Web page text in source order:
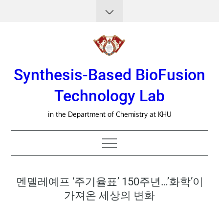
Synthesis-Based BioFusion
Technology Lab
in the Department of Chemistry at KHU
멘델레예프 ‘주기율표’ 150주년…’화학’이
가져온 세상의 변화